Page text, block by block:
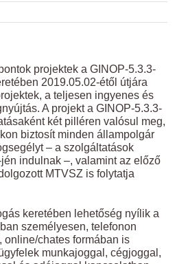
projektek a GINOP-5.3.3-
2019.05.02-étől útjára
a teljesen ingyenes és
A projekt a GINOP-5.3.3-
két pilléren valósul meg,
biztosít minden állampolgár
– a szolgáltatások
indulnak –, valamint az előző
MTVSZ is folytatja
keretében lehetőség nyílik a
személyesen, telefonon
online/chates formában is
munkajoggal, cégjoggal,